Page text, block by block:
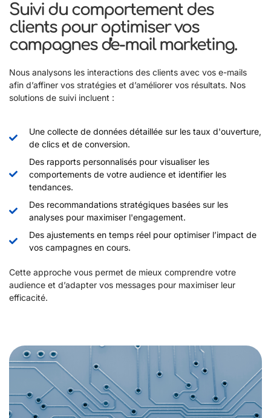
Suivi du comportement des
clients pour optimiser vos
campagnes d'e-mail marketing.
Nous analysons les interactions des clients avec vos e-mails
afin d’affiner vos stratégies et d’améliorer vos résultats. Nos
solutions de suivi incluent :
Une collecte de données détaillée sur les taux d'ouverture,
de clics et de conversion.
Des rapports personnalisés pour visualiser les
comportements de votre audience et identifier les
tendances.
Des recommandations stratégiques basées sur les
analyses pour maximiser l'engagement.
Des ajustements en temps réel pour optimiser l’impact de
vos campagnes en cours.
Cette approche vous permet de mieux comprendre votre
audience et d’adapter vos messages pour maximiser leur
efficacité.